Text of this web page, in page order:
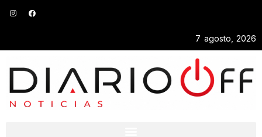
7 agosto, 2026